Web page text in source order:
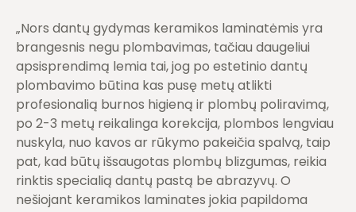
„Nors dantų gydymas keramikos laminatėmis yra
brangesnis negu plombavimas, tačiau daugeliui
apsisprendimą lemia tai, jog po estetinio dantų
plombavimo būtina kas pusę metų atlikti
profesionalią burnos higieną ir plombų poliravimą,
po 2-3 metų reikalinga korekcija, plombos lengviau
nuskyla, nuo kavos ar rūkymo pakeičia spalvą, taip
pat, kad būtų išsaugotas plombų blizgumas, reikia
rinktis specialią dantų pastą be abrazyvų. O
nešiojant keramikos laminates jokia papildoma